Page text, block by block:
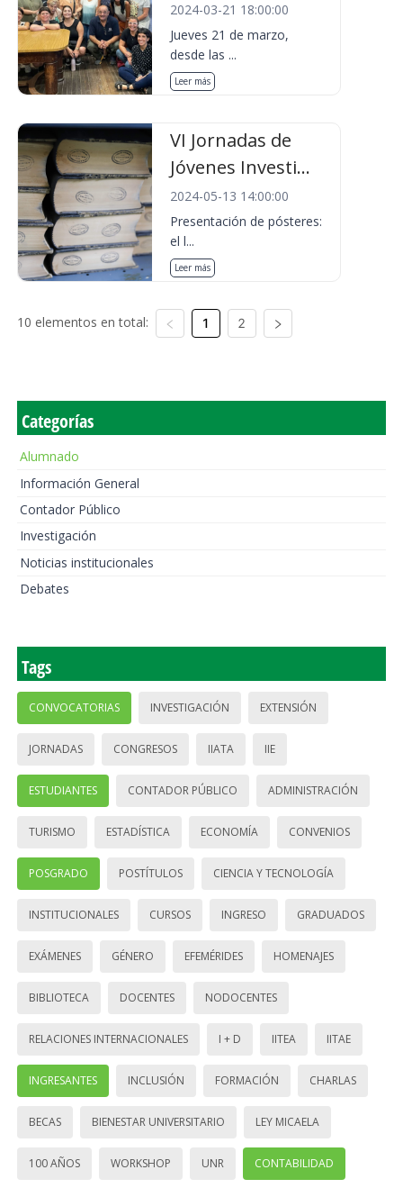
2024-03-21 18:00:00
Jueves 21 de marzo,
desde las ...
Leer más
VI Jornadas de
Jóvenes Investi...
2024-05-13 14:00:00
Presentación de pósteres:
el l...
Leer más
10 elementos en total: 1 2
Categorías
Alumnado
Información General
Contador Público
Investigación
Noticias institucionales
Debates
Tags
CONVOCATORIAS INVESTIGACIÓN EXTENSIÓN
JORNADAS CONGRESOS IIATA IIE
ESTUDIANTES CONTADOR PÚBLICO ADMINISTRACIÓN
TURISMO ESTADÍSTICA ECONOMÍA CONVENIOS
POSGRADO POSTÍTULOS CIENCIA Y TECNOLOGÍA
INSTITUCIONALES CURSOS INGRESO GRADUADOS
EXÁMENES GÉNERO EFEMÉRIDES HOMENAJES
BIBLIOTECA DOCENTES NODOCENTES
RELACIONES INTERNACIONALES I + D IITEA IITAE
INGRESANTES INCLUSIÓN FORMACIÓN CHARLAS
BECAS BIENESTAR UNIVERSITARIO LEY MICAELA
100 AÑOS WORKSHOP UNR CONTABILIDAD